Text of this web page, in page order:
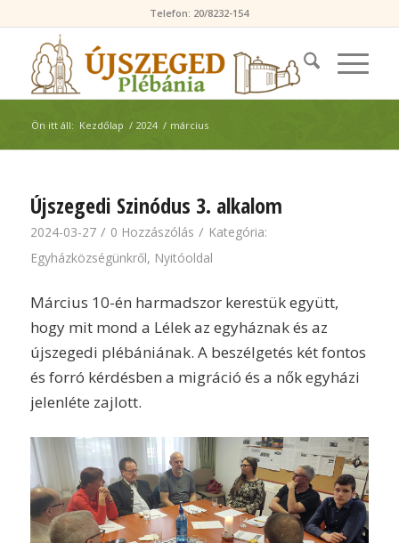
Telefon: 20/8232-154
Ön itt áll: Kezdőlap / 2024 / március
Újszegedi Szinódus 3. alkalom
2024-03-27 / 0 Hozzászólás / Kategória:
Egyházközségünkről, Nyitóoldal
Március 10-én harmadszor kerestük együtt,
hogy mit mond a Lélek az egyháznak és az
újszegedi plébániának. A beszélgetés két fontos
és forró kérdésben a migráció és a nők egyházi
jelenléte zajlott.